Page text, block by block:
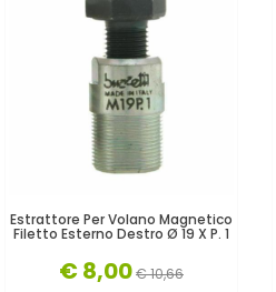
Estrattore Per Volano Magnetico
Filetto Esterno Destro Ø 19 X P. 1
€ 8,00€ 10,66